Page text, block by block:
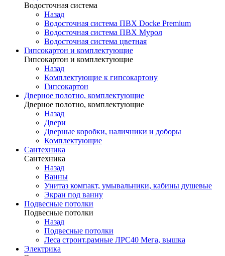
Водосточная система
Назад
Водосточная система ПВХ Docke Premium
Водосточная система ПВХ Мурол
Водосточная система цветная
Гипсокартон и комплектующие
Гипсокартон и комплектующие
Назад
Комплектующие к гипсокартону
Гипсокартон
Дверное полотно, комплектующие
Дверное полотно, комплектующие
Назад
Двери
Дверные коробки, наличники и доборы
Комплектующие
Сантехника
Сантехника
Назад
Ванны
Унитаз компакт, умывальники, кабины душевые
Экран под ванну
Подвесные потолки
Подвесные потолки
Назад
Подвесные потолки
Леса строит.рамные ЛРС40 Мега, вышка
Электрика